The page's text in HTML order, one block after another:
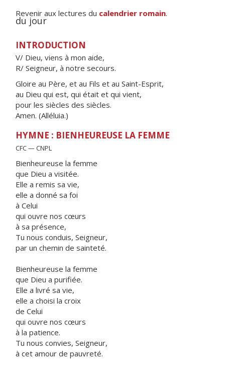
Revenir aux lectures du calendrier romain.
du jour
INTRODUCTION
V/ Dieu, viens à mon aide,
R/ Seigneur, à notre secours.
Gloire au Père, et au Fils et au Saint-Esprit,
au Dieu qui est, qui était et qui vient,
pour les siècles des siècles.
Amen. (Alléluia.)
HYMNE : BIENHEUREUSE LA FEMME
CFC — CNPL
Bienheureuse la femme
que Dieu a visitée.
Elle a remis sa vie,
elle a donné sa foi
à Celui
qui ouvre nos cœurs
à sa présence,
Tu nous conduis, Seigneur,
par un chemin de sainteté.
Bienheureuse la femme
que Dieu a purifiée.
Elle a livré sa vie,
elle a choisi la croix
de Celui
qui ouvre nos cœurs
à la patience.
Tu nous convies, Seigneur,
à cet amour de pauvreté.